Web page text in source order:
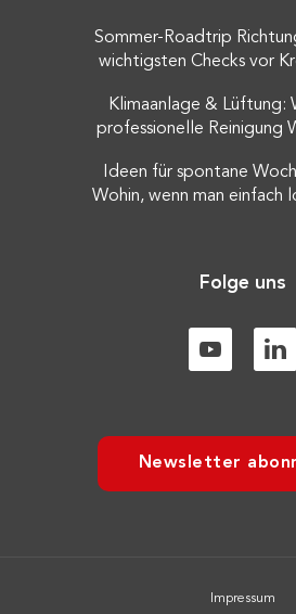
Sommer-Roadtrip
wichtigsten Checks vor
Klimaanlage & Lüftung:
professionelle Reinigung
Ideen für spontane
Wohin, wenn man einfach
Folge uns
Newsletter
Impressum